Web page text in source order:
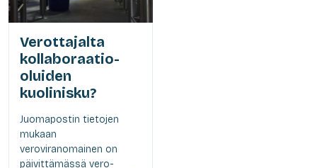
Verottajalta
kollaboraatio-
oluiden
kuolinisku?
Juomapostin tietojen
mukaan
veroviranomainen on
päivittämässä vero-